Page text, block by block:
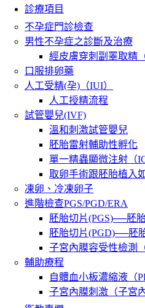
診療項目
不孕症門診檢查
男性不孕症之診斷及治療
經皮膚穿刺副睪取精（
口服排卵藥
人工受精(孕)（IUI）
人工授精流程
試管嬰兒(IVF)
溫和刺激試管嬰兒
胚胎雷射輔助性孵化
單一精蟲顯微注射（
取卵手術跟胚胎植入
凍卵、冷凍卵子
進階檢查PGS/PGD/ERA
胚胎切片(PGS)──胚
胚胎切片(PGD)──胚
子宮內膜容受性檢測
輔助療程
自體血小板濃縮液（
子宮內膜刺激（子宮